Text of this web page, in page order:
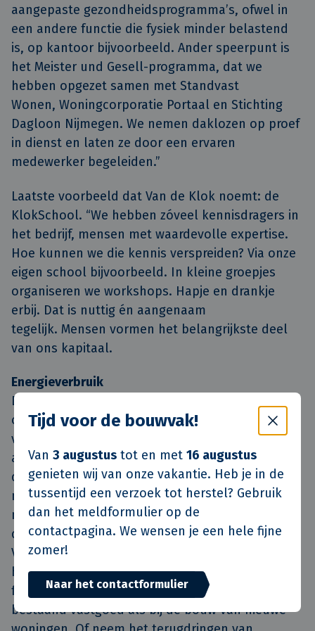
Tijd voor de bouwvak!
Van 3 augustus tot en met 16 augustus
genieten wij van onze vakantie. Heb je in de
tussentijd een verzoek tot herstel? Gebruik
dan het meldformulier op de
contactpagina. We wensen je een hele fijne
zomer!
Naar het contactformulier
aangepaste gezondheidsprogramma’s, ofwel in
een andere functie die fysiek minder belastend
is, op kantoor bijvoorbeeld. Ander speerpunt is
het Meister und Gesell-programma, dat we
hebben opgezet samen met Standvast
Wonen, Woningcorporatie Portaal en Stichting
Dagloon Nijmegen. We nemen daklozen op proef
in dienst en laten ze door een ervaren
medewerker begeleiden.”
Laatste voorbeeld dat Van de Klok noemt: de
KlokSchool. “We hebben zóveel kennisdragers in
het bedrijf, mensen met waardevolle expertise.
Hoe kunnen we die kennis verspreiden? Via onze
eigen school bijvoorbeeld. In kleine groepjes
organiseren we workshops. Hapje en drankje
erbij. Dat is nuttig én aangenaam
tegelijk. Mensen vormen het belangrijkste deel
van ons kapitaal.
Energieverbruik
De tweede pijler van Van de Klok is gericht op
onze leefomgeving en daarmee op de toekomst
van onze planeet. “De bouwsector heeft over het
algemeen een vrij hoge CO2-uitstoot, zeker als je
de uitstoot van opgeleverde woningen
meeneemt”, legt Van de Klok uit. “Slechte zaak
natuurlijk, maar het geeft ons ook
de mogelijkheid om echt het verschil te maken.
Van de Klok gaat er heel bewust mee om. Neem
het werken met duurzame materialen. En de
focus op isolatie, zowel bij de renovatie van
bestaand vastgoed als bij de bouw van nieuwe